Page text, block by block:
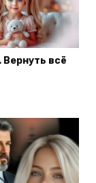
всё